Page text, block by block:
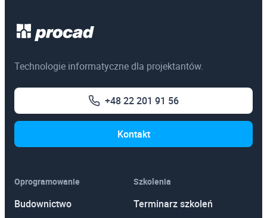
Technologie informatyczne dla projektantów.
+48 22 201 91 56
Kontakt
Oprogramowanie
Budownictwo
Szkolenia
Terminarz szkoleń